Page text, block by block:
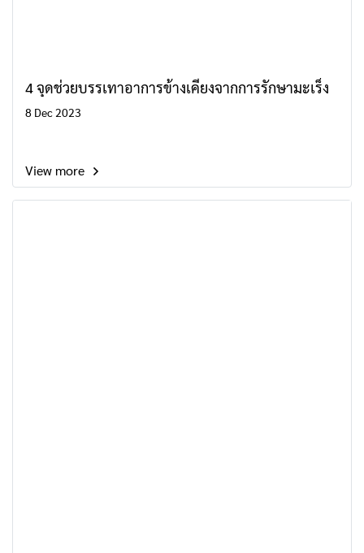
4 จุดช่วยบรรเทาอาการข้างเคียงจากการรักษามะเร็ง
8 Dec 2023
View more